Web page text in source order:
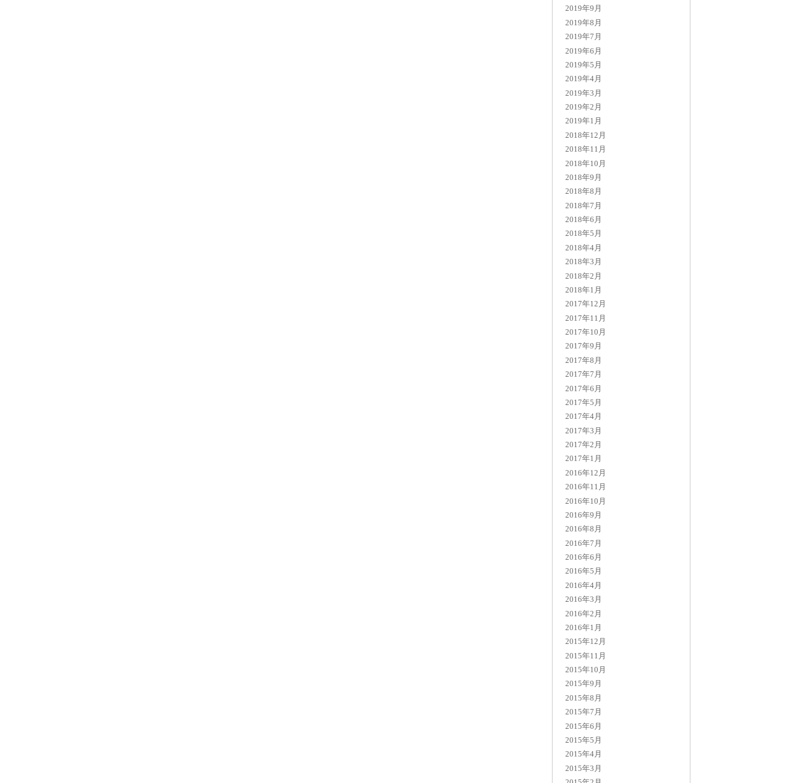
2019年9月
2019年8月
2019年7月
2019年6月
2019年5月
2019年4月
2019年3月
2019年2月
2019年1月
2018年12月
2018年11月
2018年10月
2018年9月
2018年8月
2018年7月
2018年6月
2018年5月
2018年4月
2018年3月
2018年2月
2018年1月
2017年12月
2017年11月
2017年10月
2017年9月
2017年8月
2017年7月
2017年6月
2017年5月
2017年4月
2017年3月
2017年2月
2017年1月
2016年12月
2016年11月
2016年10月
2016年9月
2016年8月
2016年7月
2016年6月
2016年5月
2016年4月
2016年3月
2016年2月
2016年1月
2015年12月
2015年11月
2015年10月
2015年9月
2015年8月
2015年7月
2015年6月
2015年5月
2015年4月
2015年3月